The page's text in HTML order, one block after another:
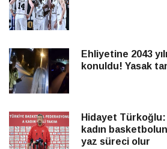
Ehliyetine 2043
konuldu! Yasak
Hidayet
kadın
yaz süreci olur